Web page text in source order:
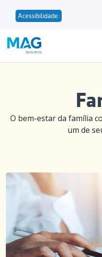
Acessibilidade:
O bem-estar da família
um de